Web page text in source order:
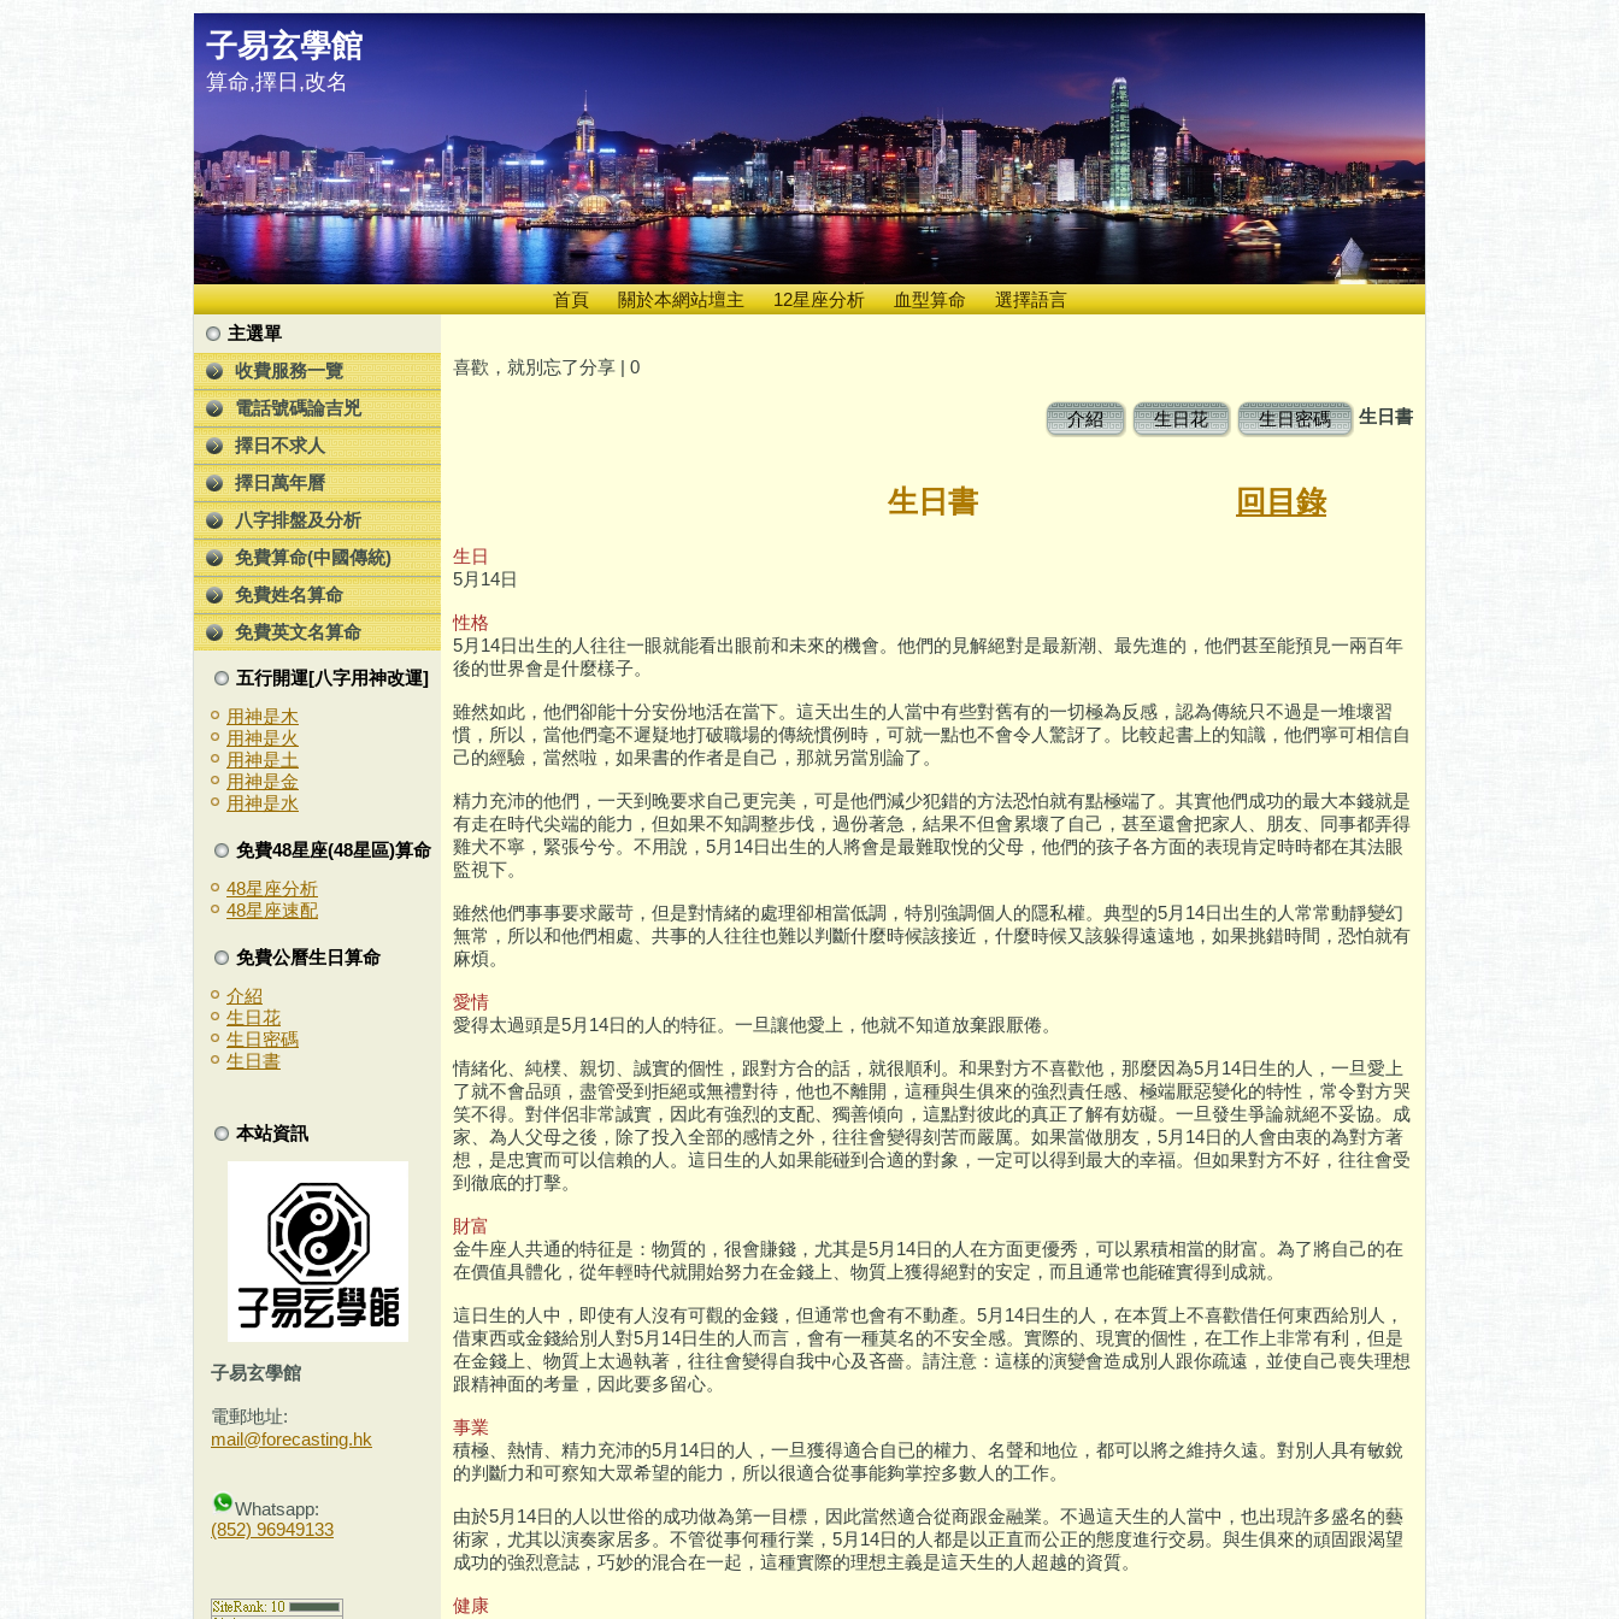
子易玄學館
算命,擇日,改名
首頁 關於本網站壇主 12星座分析 血型算命
選擇語言
主選單
收費服務一覽
電話號碼論吉兇
擇日不求人
擇日萬年曆
八字排盤及分析
免費算命(中國傳統)
免費姓名算命
免費英文名算命
五行開運[八字用神改運]
用神是木
用神是火
用神是土
用神是金
用神是水
免費48星座(48星區)算命
48星座分析
48星座速配
免費公曆生日算命
介紹
生日花
生日密碼
生日書
本站資訊
子易玄學館
電郵地址:
mail@forecasting.hk
Whatsapp:
(852) 96949133
喜歡，就別忘了分享 | 0
介紹 生日花 生日密碼 生日書
生日書 回目錄
生日
5月14日
性格
5月14日出生的人往往一眼就能看出眼前和未來的機會。他們的見解絕對是最新潮、最先進的，他們甚至能預見一兩百年
後的世界會是什麼樣子。
雖然如此，他們卻能十分安份地活在當下。這天出生的人當中有些對舊有的一切極為反感，認為傳統只不過是一堆壞習
慣，所以，當他們毫不遲疑地打破職場的傳統慣例時，可就一點也不會令人驚訝了。比較起書上的知識，他們寧可相信自
己的經驗，當然啦，如果書的作者是自己，那就另當別論了。
精力充沛的他們，一天到晚要求自己更完美，可是他們減少犯錯的方法恐怕就有點極端了。其實他們成功的最大本錢就是
有走在時代尖端的能力，但如果不知調整步伐，過份著急，結果不但會累壞了自己，甚至還會把家人、朋友、同事都弄得
雞犬不寧，緊張兮兮。不用說，5月14日出生的人將會是最難取悅的父母，他們的孩子各方面的表現肯定時時都在其法眼
監視下。
雖然他們事事要求嚴苛，但是對情緒的處理卻相當低調，特別強調個人的隱私權。典型的5月14日出生的人常常動靜變幻
無常，所以和他們相處、共事的人往往也難以判斷什麼時候該接近，什麼時候又該躲得遠遠地，如果挑錯時間，恐怕就有
麻煩。
愛情
愛得太過頭是5月14日的人的特征。一旦讓他愛上，他就不知道放棄跟厭倦。
情緒化、純樸、親切、誠實的個性，跟對方合的話，就很順利。和果對方不喜歡他，那麼因為5月14日生的人，一旦愛上
了就不會品頭，盡管受到拒絕或無禮對待，他也不離開，這種與生俱來的強烈責任感、極端厭惡變化的特性，常令對方哭
笑不得。對伴侶非常誠實，因此有強烈的支配、獨善傾向，這點對彼此的真正了解有妨礙。一旦發生爭論就絕不妥協。成
家、為人父母之後，除了投入全部的感情之外，往往會變得刻苦而嚴厲。如果當做朋友，5月14日的人會由衷的為對方著
想，是忠實而可以信賴的人。這日生的人如果能碰到合適的對象，一定可以得到最大的幸福。但如果對方不好，往往會受
到徹底的打擊。
財富
金牛座人共通的特征是：物質的，很會賺錢，尤其是5月14日的人在方面更優秀，可以累積相當的財富。為了將自己的在
在價值具體化，從年輕時代就開始努力在金錢上、物質上獲得絕對的安定，而且通常也能確實得到成就。
這日生的人中，即使有人沒有可觀的金錢，但通常也會有不動產。5月14日生的人，在本質上不喜歡借任何東西給別人，
借東西或金錢給別人對5月14日生的人而言，會有一種莫名的不安全感。實際的、現實的個性，在工作上非常有利，但是
在金錢上、物質上太過執著，往往會變得自我中心及吝嗇。請注意：這樣的演變會造成別人跟你疏遠，並使自己喪失理想
跟精神面的考量，因此要多留心。
事業
積極、熱情、精力充沛的5月14日的人，一旦獲得適合自已的權力、名聲和地位，都可以將之維持久遠。對別人具有敏銳
的判斷力和可察知大眾希望的能力，所以很適合從事能夠掌控多數人的工作。
由於5月14日的人以世俗的成功做為第一目標，因此當然適合從商跟金融業。不過這天生的人當中，也出現許多盛名的藝
術家，尤其以演奏家居多。不管從事何種行業，5月14日的人都是以正直而公正的態度進行交易。與生俱來的頑固跟渴望
成功的強烈意誌，巧妙的混合在一起，這種實際的理想主義是這天生的人超越的資質。
健康